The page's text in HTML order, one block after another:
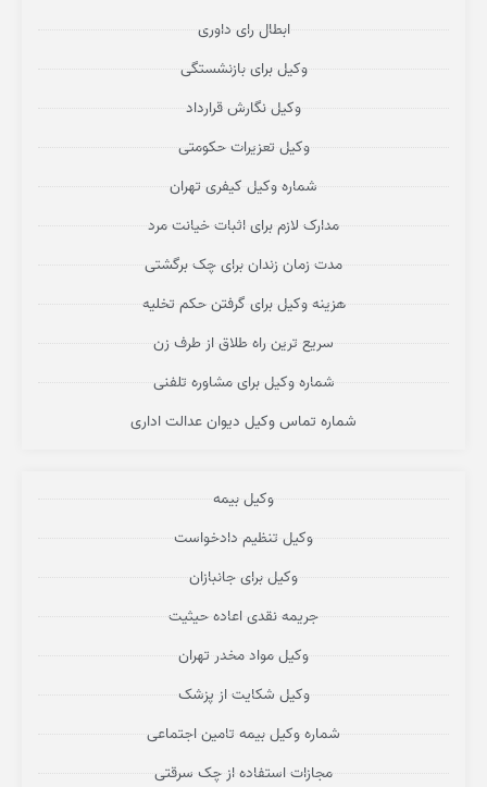
ابطال رای داوری
وکیل برای بازنشستگی
وکیل نگارش قرارداد
وکیل تعزیرات حکومتی
شماره وکیل کیفری تهران
مدارک لازم برای اثبات خیانت مرد
مدت زمان زندان برای چک برگشتی
هزینه وکیل برای گرفتن حکم تخلیه
سریع ترین راه طلاق از طرف زن
شماره وکیل برای مشاوره تلفنی
شماره تماس وکیل دیوان عدالت اداری
وکیل بیمه
وکیل تنظیم دادخواست
وکیل برای جانبازان
جریمه نقدی اعاده حیثیت
وکیل مواد مخدر تهران
وکیل شکایت از پزشک
شماره وکیل بیمه تامین اجتماعی
مجازات استفاده از چک سرقتی